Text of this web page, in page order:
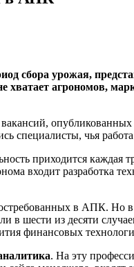
сбора урожая,
хватает агрономов,
специалисты, чья
приходится каждая
входит разработка
в АПК. Но
в шести из десяти
финансовых
. На эту